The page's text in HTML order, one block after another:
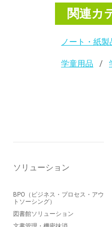
関連カ
ノート・紙製
学童用品
ソリューション
BPO（ビジネス・プロセス・アウ
トソーシング）
図書館ソリューション